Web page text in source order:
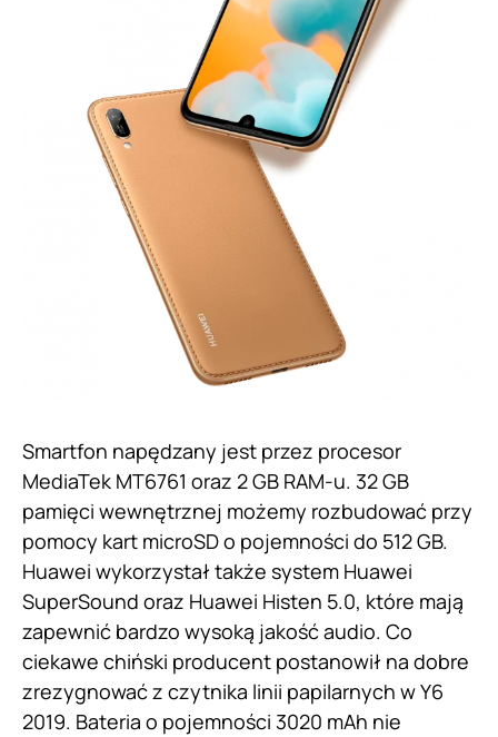
Smartfon napędzany jest przez procesor
MediaTek MT6761 oraz 2 GB RAM-u. 32 GB
pamięci wewnętrznej możemy rozbudować przy
pomocy kart microSD o pojemności do 512 GB.
Huawei wykorzystał także system Huawei
SuperSound oraz Huawei Histen 5.0, które mają
zapewnić bardzo wysoką jakość audio. Co
ciekawe chiński producent postanowił na dobre
zrezygnować z czytnika linii papilarnych w Y6
2019. Bateria o pojemności 3020 mAh nie